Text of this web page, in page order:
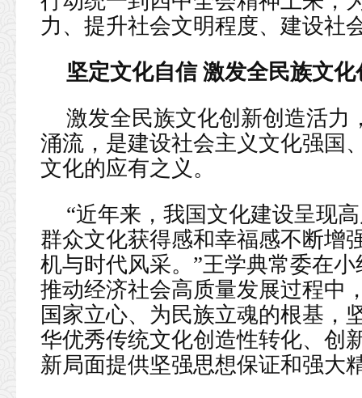
力、提升社会文明程度、建设社
坚定文化自信 激发全民族文
激发全民族文化创新创造活力
涌流，是建设社会主义文化强国
文化的应有之义。
“近年来，我国文化建设呈现
群众文化获得感和幸福感不断增
机与时代风采。”王学典常委在
推动经济社会高质量发展过程中
国家立心、为民族立魂的根基，
华优秀传统文化创造性转化、创
新局面提供坚强思想保证和强大